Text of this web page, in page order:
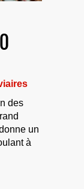
des
un
à